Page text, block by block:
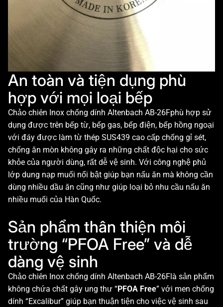
An toàn và tiện dụng phù
hợp với mọi loại bếp
Chảo chiên Inox chống dính Altenbach AB-26Fphù hợp sử
dụng được trên bếp từ, bếp gas, bếp điện, bếp hồng ngoại
với đáy được làm từ thép SUS439 cao cấp chống gỉ sét,
chống ăn mòn không gây ra những chất độc hại cho sức
khỏe của người dùng, rất dễ vệ sinh. Với công nghệ phủ
lớp dung nạp muối nổi bật giúp bạn nấu ăn mà không cần
dùng nhiều dầu ăn cũng như giúp loại bỏ nhu cầu nấu ăn
nhiều muối của Hàn Quốc.
Sản phẩm thân thiện môi
trường “PFOA Free” và dễ
dàng vệ sinh
Chảo chiên Inox chống dính Altenbach AB-26Flà sản phẩm
không chứa chất gây ung thư “PFOA Free” với men chống
dính “Excalibur” giúp bạn thuận tiện cho việc vệ sinh sau